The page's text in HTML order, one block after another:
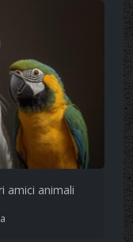
amici animali